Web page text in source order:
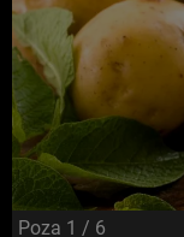
Poza 1 / 6